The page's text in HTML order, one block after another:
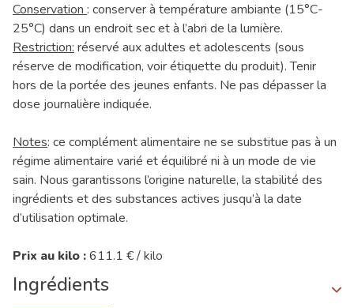
Conservation : conserver à température ambiante (15°C-
25°C) dans un endroit sec et à l’abri de la lumière.
Restriction: réservé aux adultes et adolescents (sous
réserve de modification, voir étiquette du produit). Tenir
hors de la portée des jeunes enfants. Ne pas dépasser la
dose journalière indiquée.
Notes: ce complément alimentaire ne se substitue pas à un
régime alimentaire varié et équilibré ni à un mode de vie
sain. Nous garantissons l’origine naturelle, la stabilité des
ingrédients et des substances actives jusqu’à la date
d’utilisation optimale.
Prix au kilo :611.1 € / kilo
Ingrédients